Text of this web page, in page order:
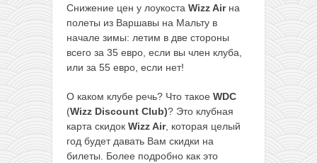
Снижение цен у лоукоста Wizz Airна
полеты из Варшавы на Мальту в
начале зимы: летим в две стороны
всего за 35 евро, если вы член клуба,
или за 55 евро, если нет!
О каком клубе речь? Что такое WDC
(Wizz Discount Club)? Это клубная
карта скидок Wizz Air, которая целый
год будет давать Вам скидки на
билеты. Более подробно как это
Киеве всего
за 163€ с
человека